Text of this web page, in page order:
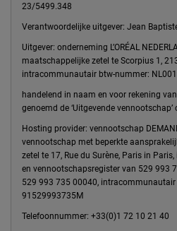
23/5499.348
Verantwoordelijke uitgever: Jean
Uitgever: onderneming L’ORÉAL
maatschappelijke zetel te Scorpius 1,
intracommunautair btw-nummer:
handelend in naam en voor rekening
genoemd de ‘Uitgevende vennootschap’
Hosting provider: vennootschap
vennootschap met beperkte
zetel te 17, Rue du Surène, Paris in
en vennootschapsregister van 529 993
529 993 735 00040, intracommunautair
91529993735M
Telefoonnummer: +33(0)1 72 10 21 40